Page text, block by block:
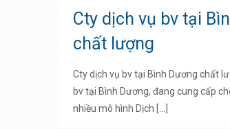
Cty dịch vụ bv tại
chất lượng
Cty dịch vụ bv tại Bình Dương chất
bv tại Bình Dương, đang cung cấp
nhiều mô hình Dịch